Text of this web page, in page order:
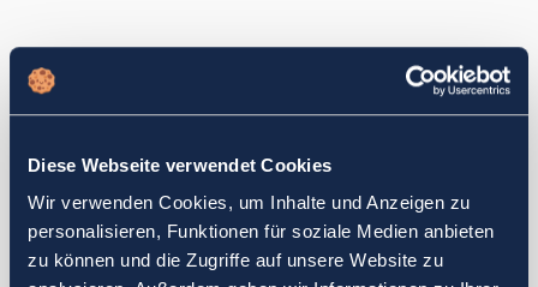
Diese Webseite verwendet Cookies
Wir verwenden Cookies, um Inhalte und Anzeigen zu
personalisieren, Funktionen für soziale Medien anbieten
zu können und die Zugriffe auf unsere Website zu